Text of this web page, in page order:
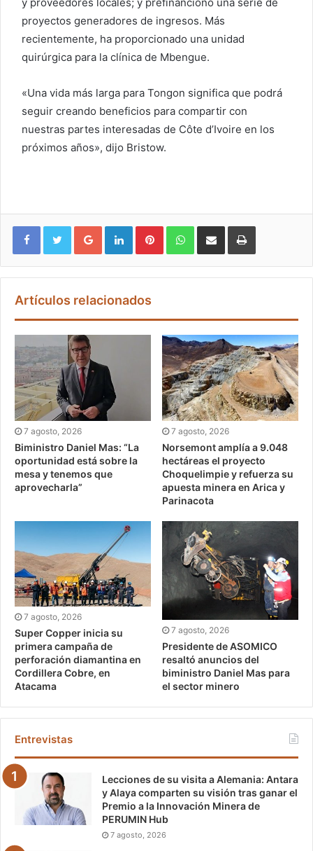
y proveedores locales; y prefinancionó una serie de
proyectos generadores de ingresos. Más
recientemente, ha proporcionado una unidad
quirúrgica para la clínica de Mbengue.
«Una vida más larga para Tongon significa que podrá
seguir creando beneficios para compartir con
nuestras partes interesadas de Côte d’Ivoire en los
próximos años», dijo Bristow.
Google+ LinkedIn Pinterest WhatsApp
Artículos relacionados
7 agosto, 2026
Biministro Daniel Mas: “La
oportunidad está sobre la
mesa y tenemos que
aprovecharla”
7 agosto, 2026
Norsemont amplía a 9.048
hectáreas el proyecto
Choquelimpie y refuerza su
apuesta minera en Arica y
Parinacota
7 agosto, 2026
Super Copper inicia su
primera campaña de
perforación diamantina en
Cordillera Cobre, en
Atacama
7 agosto, 2026
Presidente de ASOMICO
resaltó anuncios del
biministro Daniel Mas para
el sector minero
Entrevistas
Lecciones de su visita a Alemania: Antara
y Alaya comparten su visión tras ganar el
Premio a la Innovación Minera de
PERUMIN Hub
7 agosto, 2026